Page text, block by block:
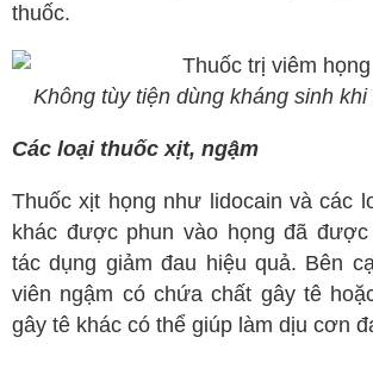
thuốc.
Không tùy tiện dùng kháng sinh khi
Các loại thuốc xịt, ngậm
Thuốc xịt họng như lidocain và các
khác được phun vào họng đã
tác dụng giảm đau hiệu quả. Bên
viên ngậm có chứa chất gây tê
gây tê khác có thể giúp làm dịu cơn